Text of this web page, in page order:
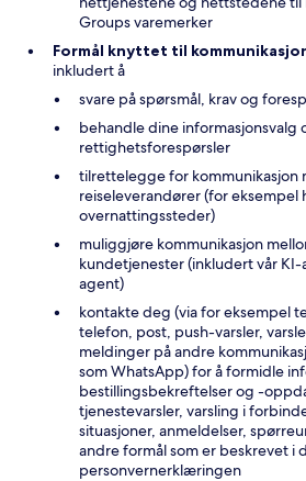
Groups varemerker
Formål knyttet til
inkludert å
svare på spørsmål, krav og
behandle dine informasjonsvalg
rettighetsforespørsler
tilrettelegge for kommunikasjon
reiseleverandører (for eksempel
overnattingssteder)
muliggjøre kommunikasjon
kundetjenester (inkludert vår
agent)
kontakte deg (via for eksempel
telefon, post, push-varsler,
meldinger på andre
som WhatsApp) for å formidle
bestillingsbekreftelser og -
tjenestevarsler, varsling i
situasjoner, anmeldelser,
andre formål som er beskrevet i
personvernerklæringen